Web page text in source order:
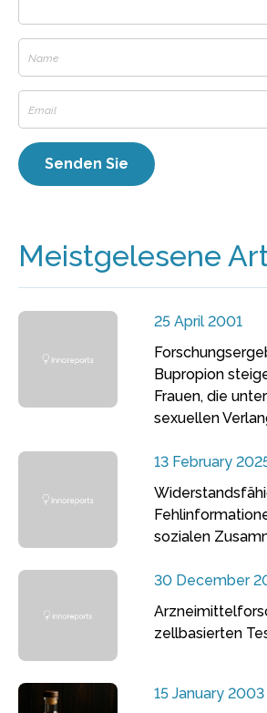
Meistgelesene
25 April 2001
Bupropion
Frauen, die
sexuellen
13 February
sozialen
30 December
zellbasierten
15 January 2003